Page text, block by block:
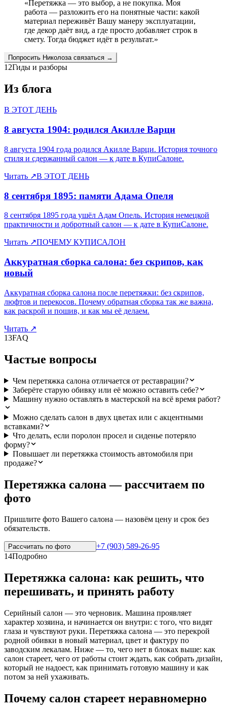
«Перетяжка — это выбор, а не покупка. Моя
работа — разложить его на понятные части: какой
материал переживёт Вашу манеру эксплуатации,
где декор даёт вид, а где просто добавляет строк в
смету. Тогда бюджет идёт в результат.»
Попросить Николоза связаться →
12Гиды и разборы
Из блога
В ЭТОТ ДЕНЬ
8 августа 1904: родился Акилле Варци
8 августа 1904 года родился Акилле Варци. История точного
стиля и сдержанный салон — к дате в КупиСалоне.
Читать ↗В ЭТОТ ДЕНЬ
8 сентября 1895: памяти Адама Опеля
8 сентября 1895 года ушёл Адам Опель. История немецкой
практичности и добротный салон — к дате в КупиСалоне.
Читать ↗ПОЧЕМУ КУПИСАЛОН
Аккуратная сборка салона: без скрипов, как
новый
Аккуратная сборка салона после перетяжки: без скрипов,
люфтов и перекосов. Почему обратная сборка так же важна,
как раскрой и пошив, и как мы её делаем.
Читать ↗
13FAQ
Частые вопросы
Чем перетяжка салона отличается от реставрации?
Заберёте старую обивку или её можно оставить себе?
Машину нужно оставлять в мастерской на всё время работ?
Можно сделать салон в двух цветах или с акцентными
вставками?
Что делать, если поролон просел и сиденье потеряло
форму?
Повышает ли перетяжка стоимость автомобиля при
продаже?
Перетяжка салона — рассчитаем по
фото
Пришлите фото Вашего салона — назовём цену и срок без
обязательств.
Рассчитать по фото
+7 (903) 589-26-95
14Подробно
Перетяжка салона: как решить, что
перешивать, и принять работу
Серийный салон — это черновик. Машина проявляет
характер хозяина, и начинается он внутри: с того, что видят
глаза и чувствуют руки. Перетяжка салона — это перекрой
родной обивки в новый материал, цвет и фактуру по
заводским лекалам. Ниже — то, чего нет в блоках выше: как
салон стареет, чего от работы стоит ждать, как собрать дизайн,
который не надоест, как принимать готовую машину и как
потом за ней ухаживать.
Почему салон стареет неравномерно